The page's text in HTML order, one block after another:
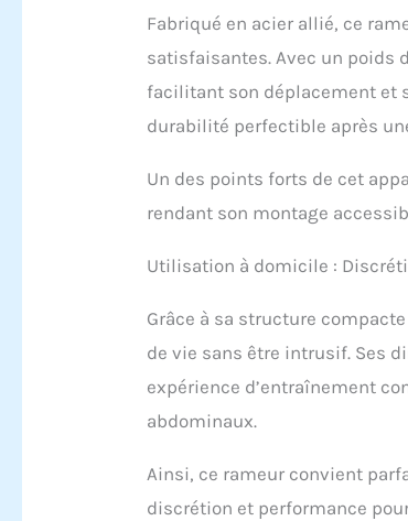
Fabriqué en acier allié, ce
satisfaisantes. Avec un poids
facilitant son déplacement et
durabilité perfectible après
Un des points forts de cet
rendant son montage
Utilisation à domicile :
Grâce à sa structure
de vie sans être intrusif. Ses
expérience d’entraînement
abdominaux.
Ainsi, ce rameur convient
discrétion et performance